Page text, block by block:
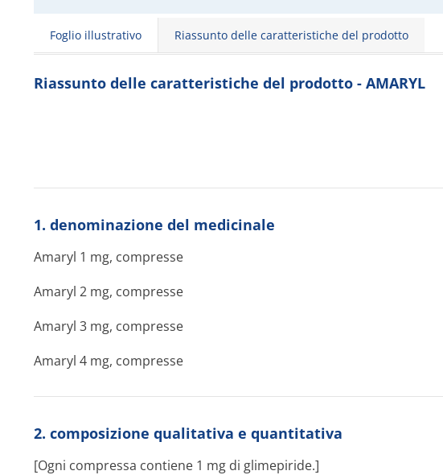
Foglio illustrativo Riassunto delle caratteristiche del prodotto
Riassunto delle caratteristiche del prodotto - AMARYL
1. denominazione del medicinale
Amaryl 1 mg, compresse
Amaryl 2 mg, compresse
Amaryl 3 mg, compresse
Amaryl 4 mg, compresse
2. composizione qualitativa e quantitativa
[Ogni compressa contiene 1 mg di glimepiride.]